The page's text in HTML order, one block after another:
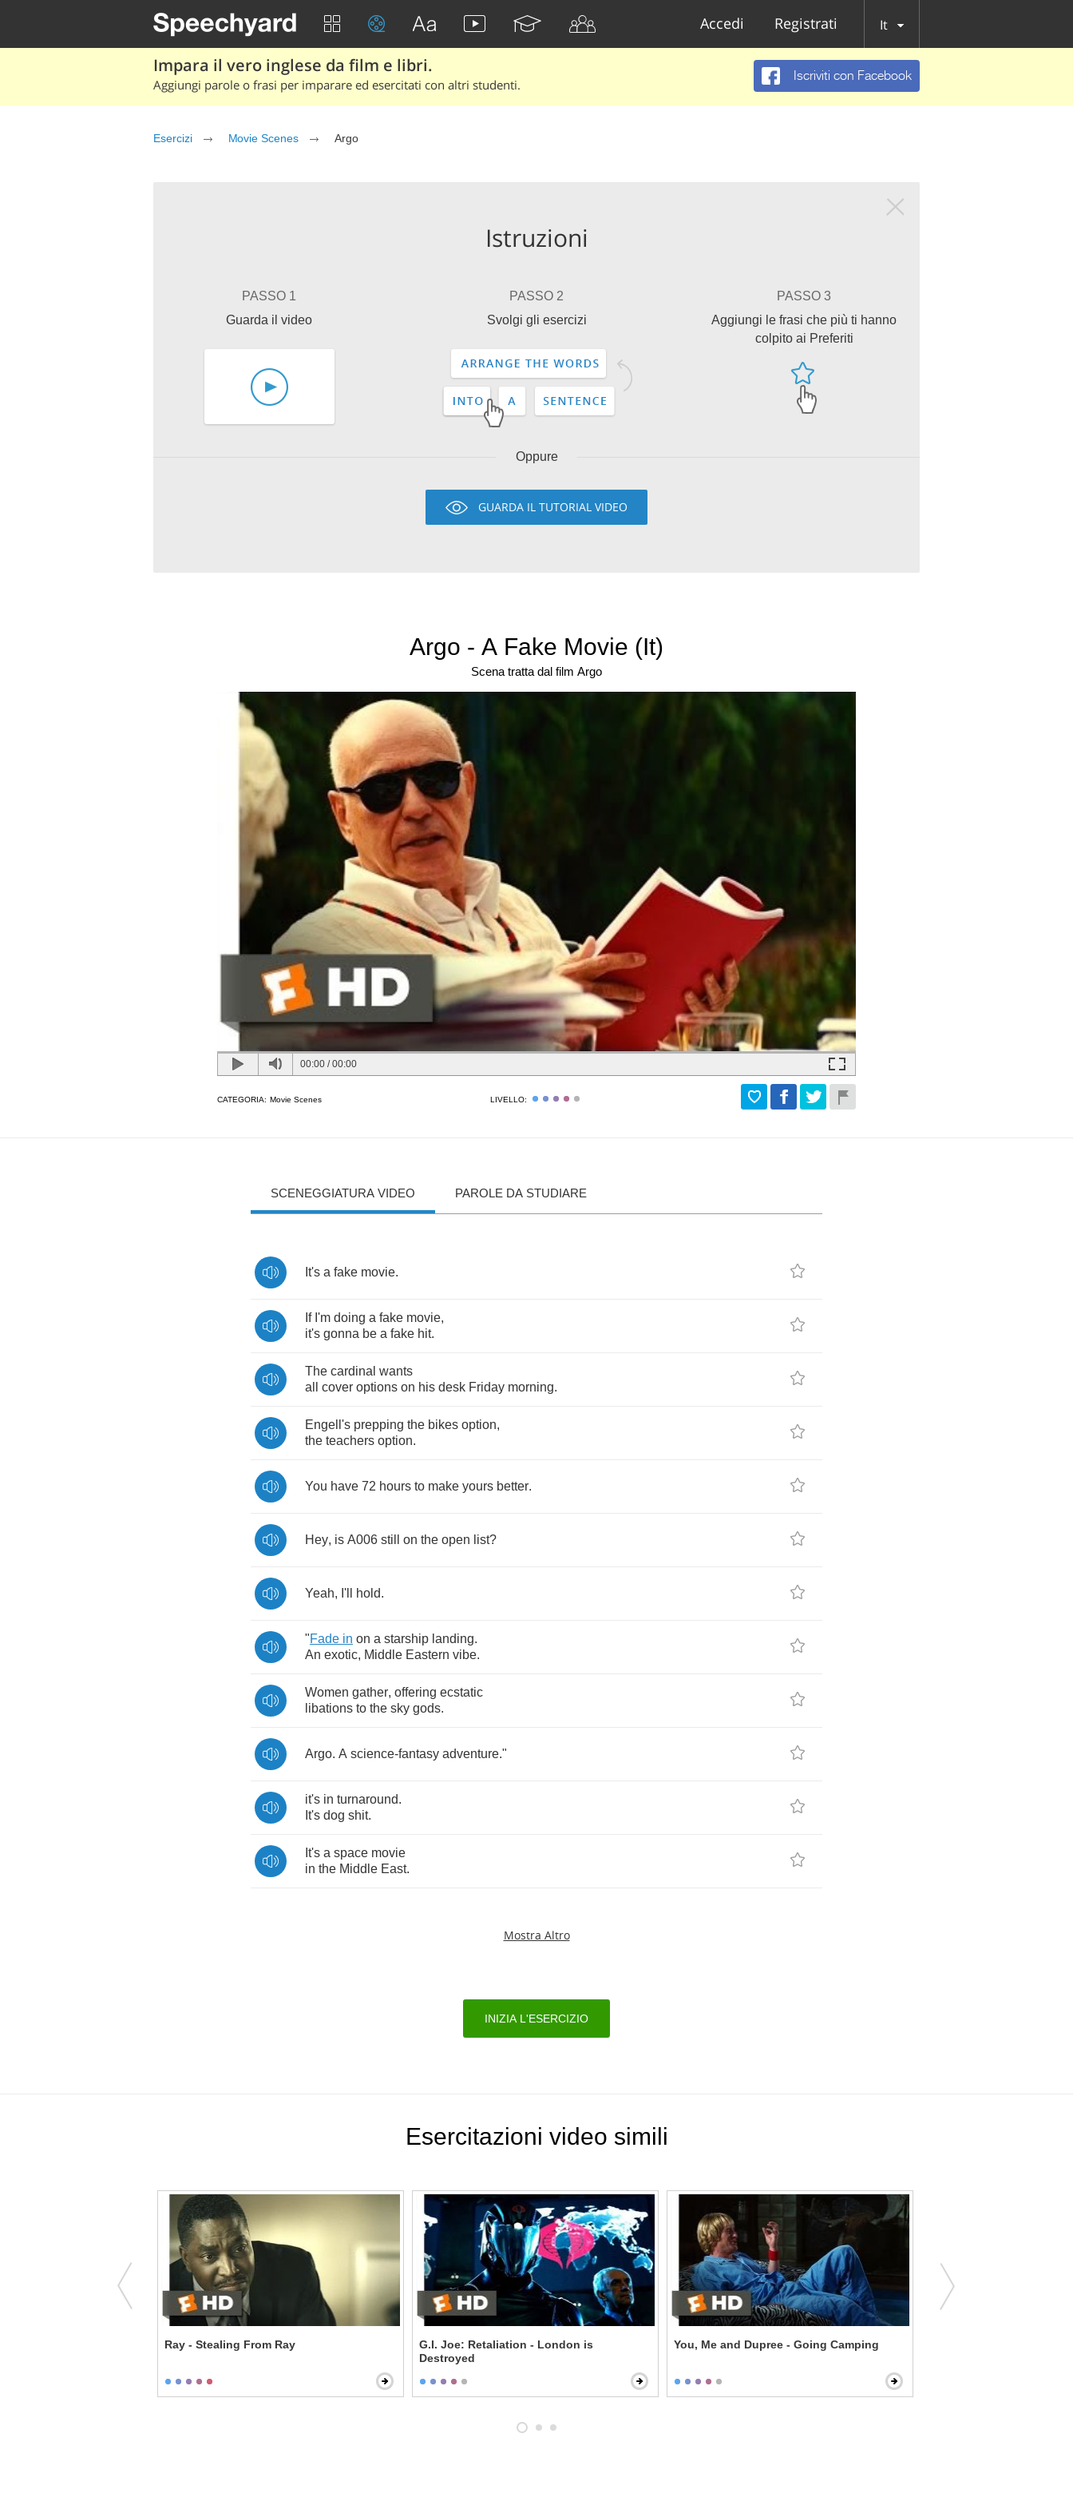
Accedi Registrati It
Impara il vero inglese da film e libri.
Aggiungi parole o frasi per imparare ed esercitati con altri studenti.
Iscriviti con Facebook
Esercizi Movie Scenes Argo
Istruzioni
PASSO 1
Guarda il video
PASSO 2
Svolgi gli esercizi
PASSO 3
Aggiungi le frasi che più ti hanno
colpito ai Preferiti
Oppure
GUARDA IL TUTORIAL VIDEO
Argo - A Fake Movie (It)
Scena tratta dal film Argo
00:00 /00:00
CATEGORIA: Movie Scenes LIVELLO:
SCENEGGIATURA VIDEO PAROLE DA STUDIARE
It's a fake movie.
If I'm doing a fake movie,
it's gonna be a fake hit.
The cardinal wants
all
cover options on his desk Friday morning.
Engell's prepping the bikes option,
the teachers option.
You have 72 hours to make yours better.
Hey, is A006 still on the open list?
Yeah, I'll hold.
"Fade in on a starship landing.
An exotic, Middle Eastern vibe.
Women gather, offering ecstatic
libations to the sky gods.
Argo. A science-fantasy adventure."
it's in turnaround.
It's dog shit.
It's a space movie
in the Middle East.
Mostra Altro
INIZIA L'ESERCIZIO
Esercitazioni video simili
Ray - Stealing From Ray
G.I. Joe: Retaliation - London is
Destroyed
You, Me and Dupree - Going Camping